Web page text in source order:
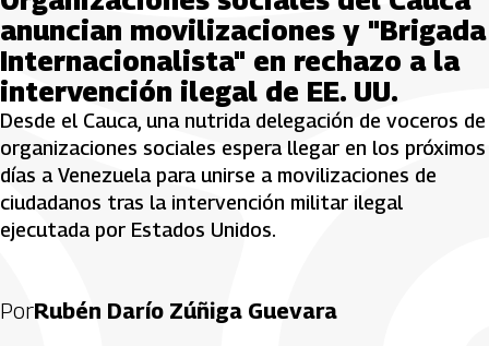
anuncian movilizaciones y "Brigada
Internacionalista" en rechazo a la
intervención ilegal de EE. UU.
Desde el Cauca, una nutrida delegación de voceros de
organizaciones sociales espera llegar en los próximos
días a Venezuela para unirse a movilizaciones de
ciudadanos tras la intervención militar ilegal
ejecutada por Estados Unidos.
PorRubén Darío Zúñiga Guevara